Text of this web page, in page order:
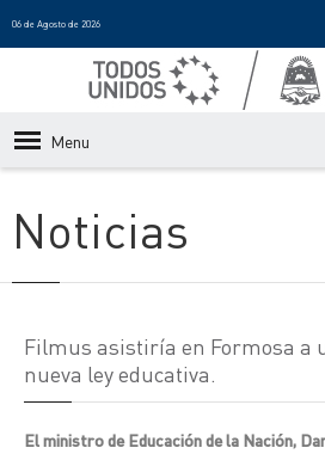
06 de Agosto de 2026
Menu
Noticias
Filmus asistiría en Formosa a
nueva ley educativa.
El ministro de Educación de la Nación,